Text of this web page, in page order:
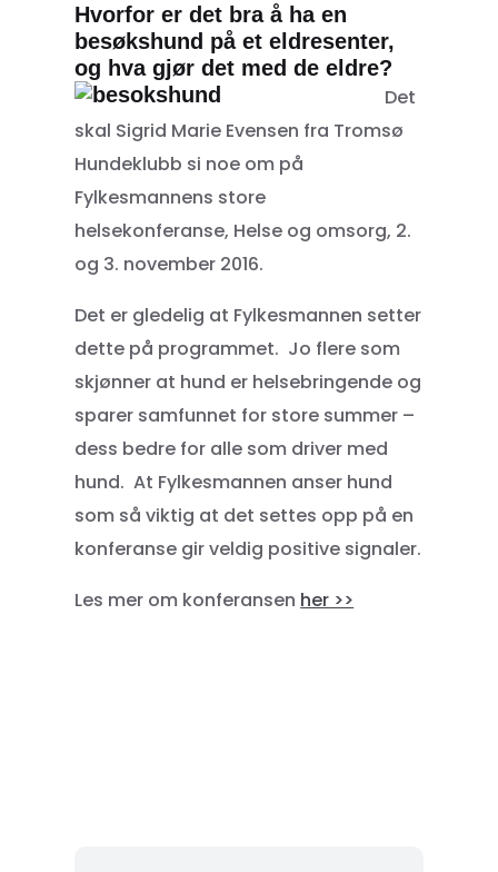
Hvorfor er det bra å ha en
besøkshund på et eldresenter,
og hva gjør det med de eldre?
Det
skal Sigrid Marie Evensen fra Tromsø
Hundeklubb si noe om på
Fylkesmannens store
helsekonferanse, Helse og omsorg, 2.
og 3. november 2016.
Det er gledelig at Fylkesmannen setter
dette på programmet. Jo flere som
skjønner at hund er helsebringende og
sparer samfunnet for store summer –
dess bedre for alle som driver med
hund. At Fylkesmannen anser hund
som så viktig at det settes opp på en
konferanse gir veldig positive signaler.
Les mer om konferansen her >>